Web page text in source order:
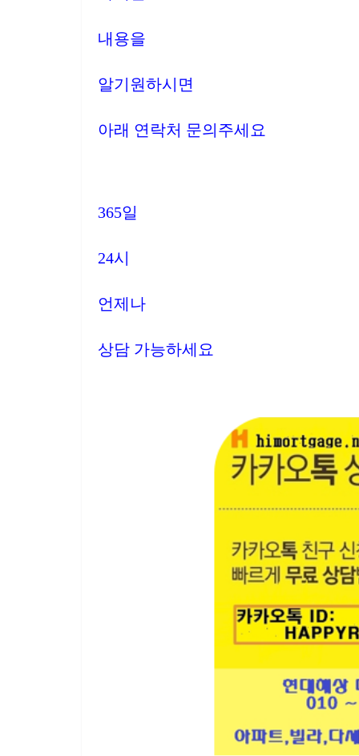
내용을
알기원하시면
아래 연락처 문의주세요
365일
24시
언제나
상담 가능하세요